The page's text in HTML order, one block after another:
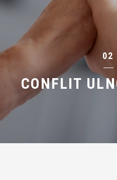
02
CONFLIT